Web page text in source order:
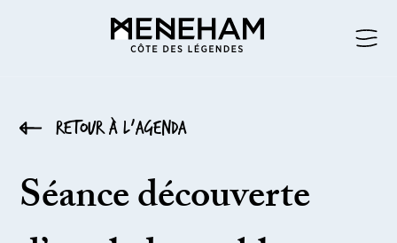
Retour à l’agenda
Séance découverte